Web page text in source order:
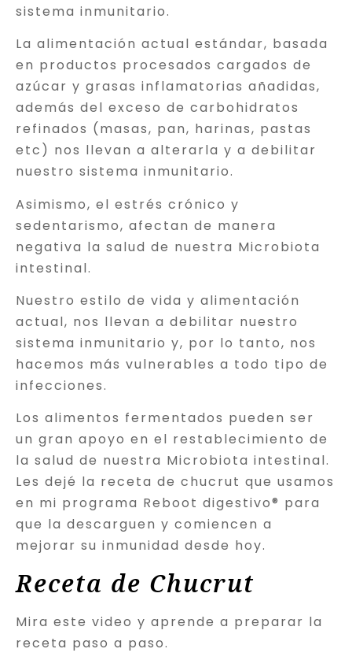
sistema inmunitario.
La alimentación actual estándar, basada
en productos procesados cargados de
azúcar y grasas inflamatorias añadidas,
además del exceso de carbohidratos
refinados (masas, pan, harinas, pastas
etc) nos llevan a alterarla y a debilitar
nuestro sistema inmunitario.
Asimismo, el estrés crónico y
sedentarismo, afectan de manera
negativa la salud de nuestra Microbiota
intestinal.
Nuestro estilo de vida y alimentación
actual, nos llevan a debilitar nuestro
sistema inmunitario y, por lo tanto, nos
hacemos más vulnerables a todo tipo de
infecciones.
Los alimentos fermentados pueden ser
un gran apoyo en el restablecimiento de
la salud de nuestra Microbiota intestinal.
Les dejé la receta de chucrut que usamos
en mi programa Reboot digestivo® para
que la descarguen y comiencen a
mejorar su inmunidad desde hoy.
Receta de Chucrut
Mira este video y aprende a preparar la
receta paso a paso.